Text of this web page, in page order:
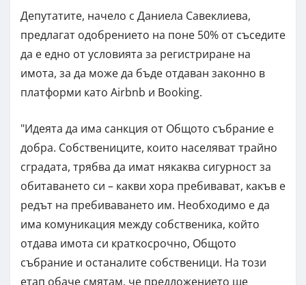
Депутатите, начело с Даниела Савеклиева,
предлагат одобрението на поне 50% от съседите
да е едно от условията за регистриране на
имота, за да може да бъде отдаван законно в
платформи като Airbnb и Booking.
"Идеята да има санкция от Общото събрание е
добра. Собствениците, които населяват трайно
сградата, трябва да имат някаква сигурност за
обитаването си – какви хора пребивават, какъв е
редът на пребиваването им. Необходимо е да
има комуникация между собственика, който
отдава имота си краткосрочно, Общото
събрание и останалите собственици. На този
етап обаче смятам, че предложението ще